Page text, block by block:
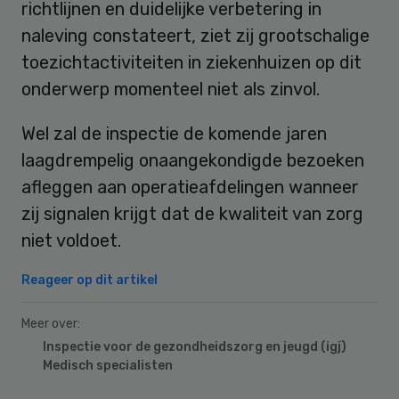
richtlijnen en duidelijke verbetering in
naleving constateert, ziet zij grootschalige
toezichtactiviteiten in ziekenhuizen op dit
onderwerp momenteel niet als zinvol.
Wel zal de inspectie de komende jaren
laagdrempelig onaangekondigde bezoeken
afleggen aan operatieafdelingen wanneer
zij signalen krijgt dat de kwaliteit van zorg
niet voldoet.
Reageer op dit artikel
Meer over:
Inspectie voor de gezondheidszorg en jeugd (igj)
Medisch specialisten